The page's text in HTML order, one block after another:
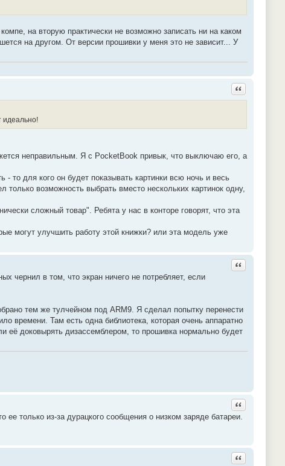
на вторую практически не возможно записать ни на каком
на другом. От версии прошивки у меня это не зависит... У
Ответить с
идеально!
неправильным. Я с PocketBook привык, что выключаю его, а
то для кого он будет показывать картинки всю ночь и весь
возможность выбрать вместо нескольких картинок одну,
сложный товар". Ребята у нас в конторе говорят, что эта
могут улучшить работу этой книжки? или эта модель уже
Ответить с
чернил в том, что экран ничего не потребляет, если
тем же тулчейном под ARM9. Я сделал попытку перенести
времени. Там есть одна библиотека, которая очень аппаратно
её доковырять дизассемблером, то прошивка нормально будет
Ответить с
только из-за дурацкого сообщения о низком заряде батареи.
Ответить с